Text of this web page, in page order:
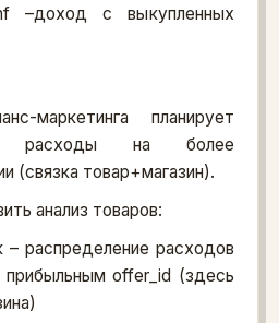
–доход с выкупленных
маркетинга планирует
расходы на более
(связка товар+магазин).
анализ товаров:
– распределение расходов
offer_id (здесь